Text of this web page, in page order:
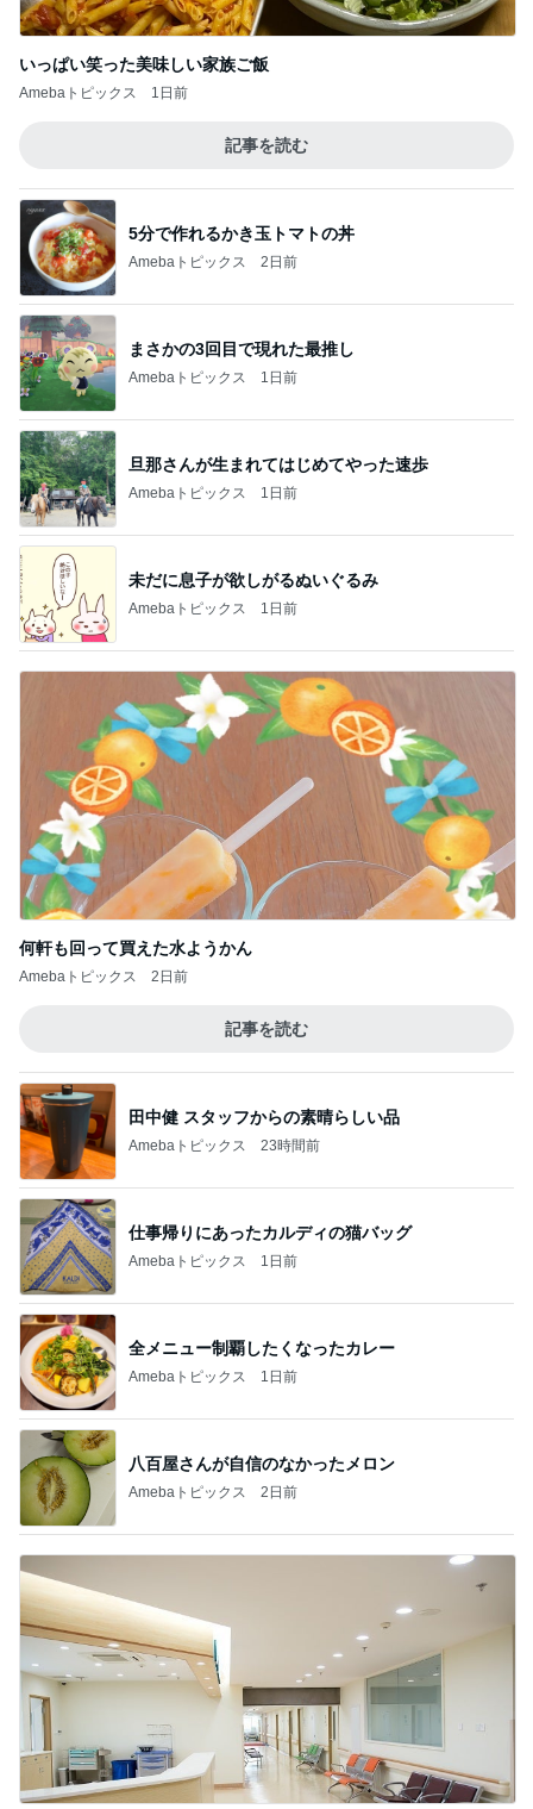
いっぱい笑った美味しい家族ご飯
Amebaトピックス 1日前
記事を読む
5分で作れるかき玉トマトの丼
Amebaトピックス 2日前
まさかの3回目で現れた最推し
Amebaトピックス 1日前
旦那さんが生まれてはじめてやった速歩
Amebaトピックス 1日前
未だに息子が欲しがるぬいぐるみ
Amebaトピックス 1日前
何軒も回って買えた水ようかん
Amebaトピックス 2日前
記事を読む
田中健 スタッフからの素晴らしい品
Amebaトピックス 23時間前
仕事帰りにあったカルディの猫バッグ
Amebaトピックス 1日前
全メニュー制覇したくなったカレー
Amebaトピックス 1日前
八百屋さんが自信のなかったメロン
Amebaトピックス 2日前